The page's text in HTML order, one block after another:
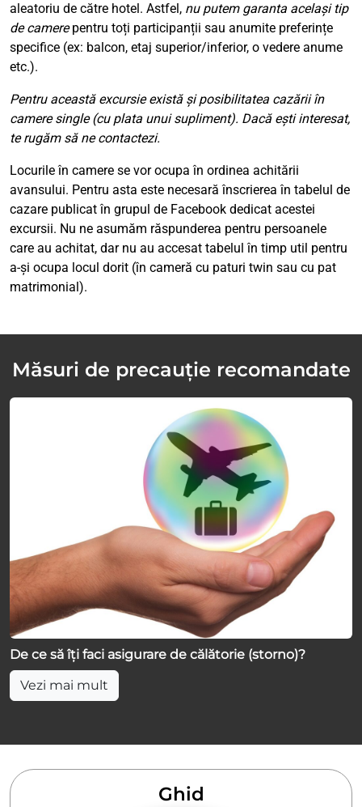
aleatoriu de către hotel. Astfel, nu putem garanta același tip
de camerepentru toți participanții sau anumite preferințe
specifice (ex: balcon, etaj superior/inferior, o vedere anume
etc.).
Pentru această excursie există și posibilitatea cazării în
camere single (cu plata unui supliment). Dacă ești interesat,
te rugăm să ne contactezi.
Locurile în camere se vor ocupa în ordinea achitării
avansului. Pentru asta este necesară înscrierea în tabelul de
cazare publicat în grupul de Facebook dedicat acestei
excursii. Nu ne asumăm răspunderea pentru persoanele
care au achitat, dar nu au accesat tabelul în timp util pentru
a-și ocupa locul dorit (în cameră cu paturi twin sau cu pat
matrimonial).
Măsuri de precauție recomandate
De ce să îți faci asigurare de călătorie (storno)?
Vezi mai mult
Ghid